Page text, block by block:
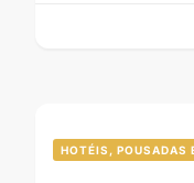
HOTÉIS, POUSADAS